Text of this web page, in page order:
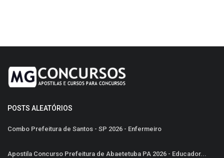
POSTS ALEATÓRIOS
Combo Prefeitura de Santos - SP 2026 - Enfermeiro
Apostila Concurso Prefeitura de Abaetetuba PA 2026 - Educador...